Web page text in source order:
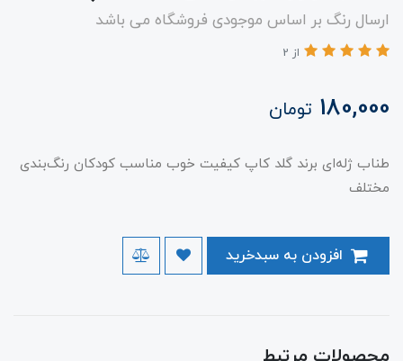
ارسال رنگ بر اساس موجودی فروشگاه می باشد
از 2
180,000 تومان
طناب ژله‌ای برند گلد کاپ کیفیت خوب مناسب کودکان رنگ‌بندی
مختلف